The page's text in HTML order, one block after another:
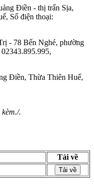
Điền - thị trấn Sịa,
Số điện thoại:
- 78 Bến Nghé, phường
Điền, Thừa Thiên Huế,
.
Tải về
Tải về